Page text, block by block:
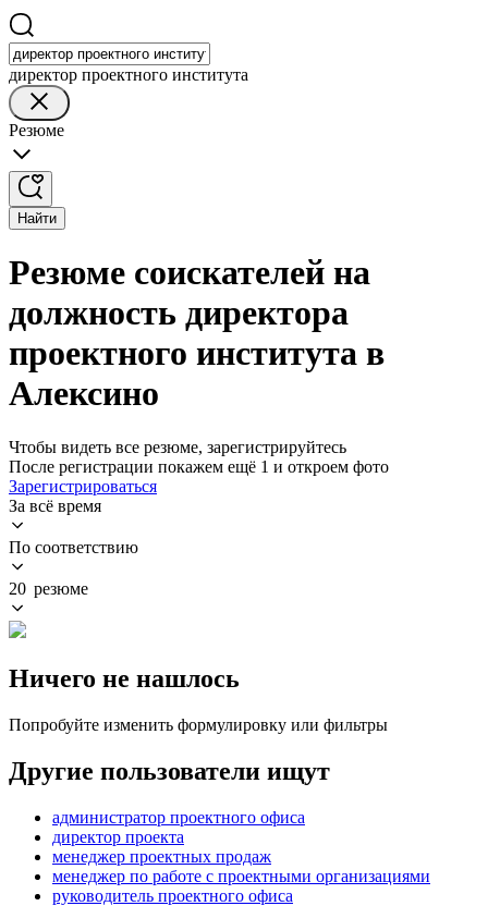
директор проектного института
Резюме
Найти
Резюме соискателей на
должность директора
проектного института в
Алексино
Чтобы видеть все резюме, зарегистрируйтесь
После регистрации покажем ещё 1 и откроем фото
Зарегистрироваться
За всё время
По соответствию
20 резюме
Ничего не нашлось
Попробуйте изменить формулировку или фильтры
Другие пользователи ищут
администратор проектного офиса
директор проекта
менеджер проектных продаж
менеджер по работе с проектными организациями
руководитель проектного офиса